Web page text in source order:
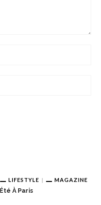
LIFESTYLE MAGAZINE
À Paris